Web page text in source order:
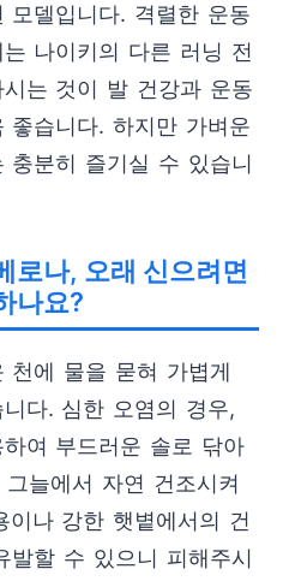
모델입니다. 격렬한 운동
나이키의 다른 러닝 전
는 것이 발 건강과 운동
좋습니다. 하지만 가벼운
충분히 즐기실 수 있습니
로나, 오래 신으려면
나요?
천에 물을 묻혀 가볍게
다. 심한 오염의 경우,
여 부드러운 솔로 닦아
늘에서 자연 건조시켜
이나 강한 햇볕에서의 건
발할 수 있으니 피해주시